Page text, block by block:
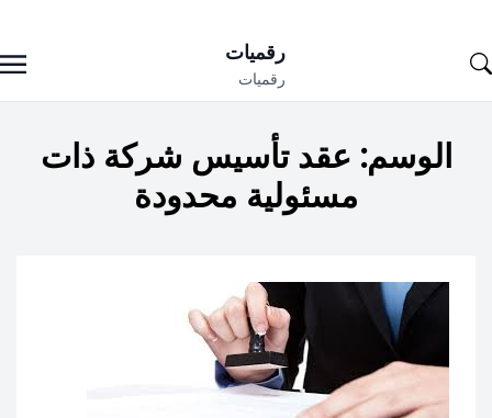
to
رقميات
رقميات
الوسم: عقد تأسيس شركة ذات
مسئولية محدودة